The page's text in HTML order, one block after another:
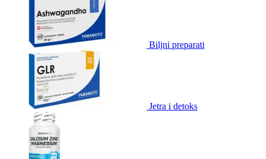
Biljni preparati
Jetra i detoks